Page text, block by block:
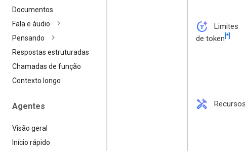
Documentos
Fala e áudio
Pensando
Respostas estruturadas
Chamadas de função
Contexto longo
Agentes
Visão geral
Início rápido
token_auto
Limites
de token [*]
handyman Recursos